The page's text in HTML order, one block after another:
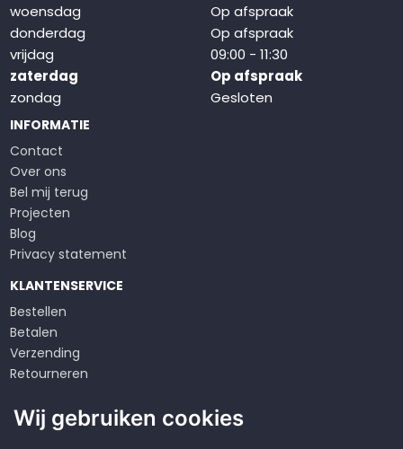
woensdag
Op afspraak
donderdag
Op afspraak
vrijdag
09:00 - 11:30
zaterdag
Op afspraak
zondag
Gesloten
INFORMATIE
Contact
Over ons
Bel mij terug
Projecten
Blog
Privacy statement
KLANTENSERVICE
Bestellen
Betalen
Verzending
Retourneren
Algemene voorwaarden
Wij gebruiken cookies